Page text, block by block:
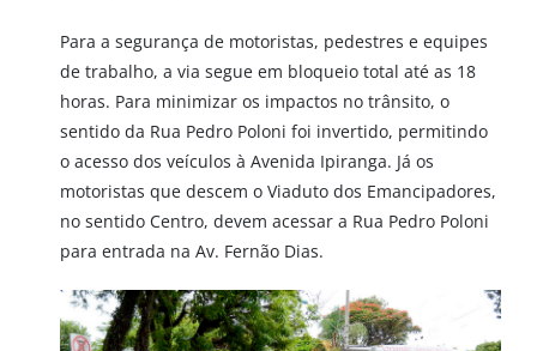
Para a segurança de motoristas, pedestres e equipes
de trabalho, a via segue em bloqueio total até as 18
horas. Para minimizar os impactos no trânsito, o
sentido da Rua Pedro Poloni foi invertido, permitindo
o acesso dos veículos à Avenida Ipiranga. Já os
motoristas que descem o Viaduto dos Emancipadores,
no sentido Centro, devem acessar a Rua Pedro Poloni
para entrada na Av. Fernão Dias.